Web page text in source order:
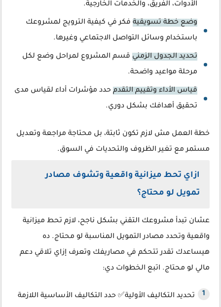
الأدوات، الفريق، والخدمات الخارجية.
وضع خطة تسويقية فكر في كيفية الترويج لمشروعك
باستخدام وسائل التواصل الاجتماعي وغيرها.
تحديد الجدول الزمني قسم المشروع لمراحل وضع لكل
مرحلة مواعيد واضحة.
قياس الأداء وتقييم التقدم حدد مؤشرات أداء لقياس مدى
تحقيق أهدافك بشكل دوري.
خطة العمل مش لازم تكون ثابتة، بل محتاجة مراجعة وتعديل
مستمر مع تغير الظروف والتحديات في السوق.
ازاي تحط ميزانية واقعية وتشوف مصادر
تمويل لو محتاج؟
عشان تبدأ مشروعك التقني بشكل ناجح، لازم تحط ميزانية
واقعية وتحدد مصادر التمويل المناسبة لو محتاج. ده
هيساعدك تقدر تتحكم في مصاريفك وتعرف إزاي تلاقي دعم
مالي لو محتاج. اتبع الخطوات دي:
تحديد التكاليف الأولية✅ حدد التكاليف الأساسية اللازمة